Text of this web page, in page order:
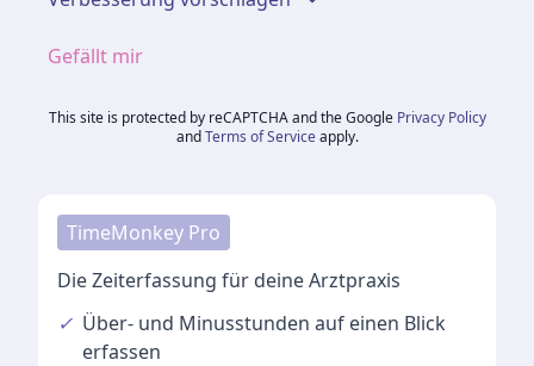
Gefällt mir
This site is protected by reCAPTCHA and the Google Privacy Policy
and Terms of Service apply.
TimeMonkey Pro
Die Zeiterfassung für deine Arztpraxis
✓ Über- und Minusstunden auf einen Blick
erfassen